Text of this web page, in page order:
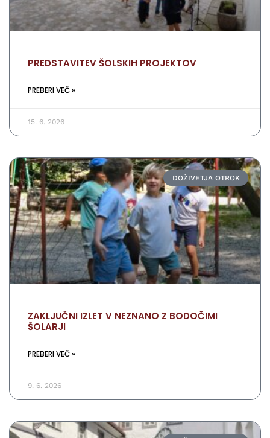
PREDSTAVITEV ŠOLSKIH PROJEKTOV
PREBERI VEČ »
15. 6. 2026
DOŽIVETJA OTROK
ZAKLJUČNI IZLET V NEZNANO Z BODOČIMI
ŠOLARJI
PREBERI VEČ »
9. 6. 2026